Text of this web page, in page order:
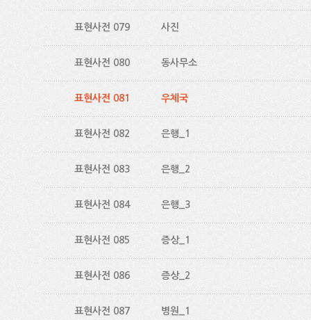
표현사전 079 사진
표현사전 080 동사무소
표현사전 081 우체국
표현사전 082 은행_1
표현사전 083 은행_2
표현사전 084 은행_3
표현사전 085 증상_1
표현사전 086 증상_2
표현사전 087 병원_1